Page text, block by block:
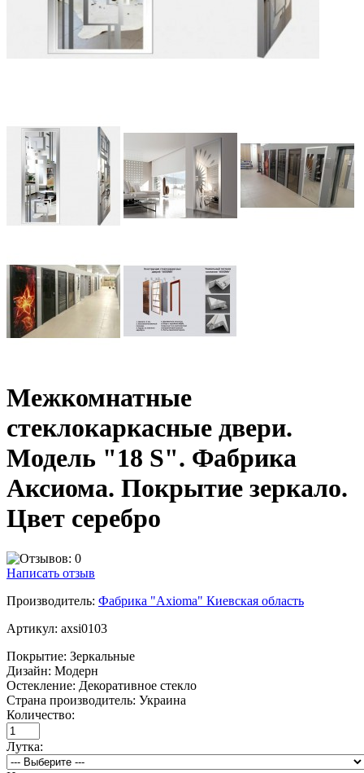
Межкомнатные
стеклокаркасные двери.
Модель "18 S". Фабрика
Аксиома. Покрытие зеркало.
Цвет серебро
Написать отзыв
Производитель: Фабрика "Axioma" Киевская область
Артикул: axsi0103
Покрытие: Зеркальные
Дизайн: Модерн
Остекление: Декоративное стекло
Страна производитель: Украина
Количество:
Лутка: